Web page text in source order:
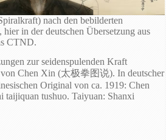
nach den bebilderten
in der deutschen Übersetzung aus
CTND.
zur seidenspulenden Kraft
Chen Xin (太极拳图说). In deutscher
Original von ca. 1919: Chen
taijiquan tushuo. Taiyuan: Shanxi